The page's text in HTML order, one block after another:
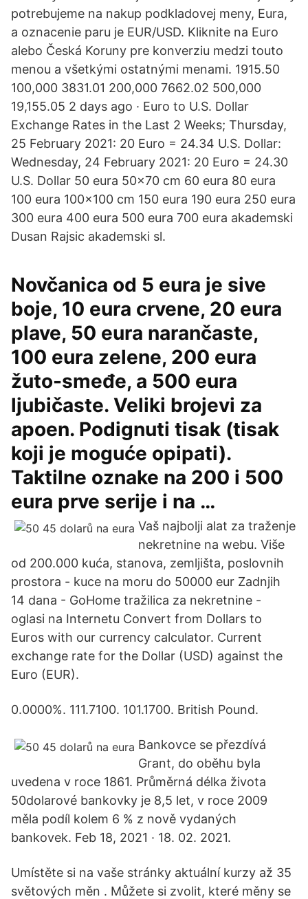
potrebujeme na nakup podkladovej meny, Eura,
a oznacenie paru je EUR/USD. Kliknite na Euro
alebo Česká Koruny pre konverziu medzi touto
menou a všetkými ostatnými menami. 1915.50
100,000 3831.01 200,000 7662.02 500,000
19,155.05 2 days ago · Euro to U.S. Dollar
Exchange Rates in the Last 2 Weeks; Thursday,
25 February 2021: 20 Euro = 24.34 U.S. Dollar:
Wednesday, 24 February 2021: 20 Euro = 24.30
U.S. Dollar 50 eura 50x70 cm 60 eura 80 eura
100 eura 100x100 cm 150 eura 190 eura 250 eura
300 eura 400 eura 500 eura 700 eura akademski
Dusan Rajsic akademski sl.
Novčanica od 5 eura je sive
boje, 10 eura crvene, 20 eura
plave, 50 eura narančaste,
100 eura zelene, 200 eura
žuto-smeđe, a 500 eura
ljubičaste. Veliki brojevi za
apoen. Podignuti tisak (tisak
koji je moguće opipati).
Taktilne oznake na 200 i 500
eura prve serije i na …
Vaš najbolji alat za traženje
nekretnine na webu. Više
od 200.000 kuća, stanova, zemljišta, poslovnih
prostora - kuce na moru do 50000 eur Zadnjih
14 dana - GoHome tražilica za nekretnine -
oglasi na Internetu Convert from Dollars to
Euros with our currency calculator. Current
exchange rate for the Dollar (USD) against the
Euro (EUR).
0.0000%. 111.7100. 101.1700. British Pound.
Bankovce se přezdívá
Grant, do oběhu byla
uvedena v roce 1861. Průměrná délka života
50dolarové bankovky je 8,5 let, v roce 2009
měla podíl kolem 6 % z nově vydaných
bankovek. Feb 18, 2021 · 18. 02. 2021.
Umístěte si na vaše stránky aktuální kurzy až 35
světových měn . Můžete si zvolit, které měny se